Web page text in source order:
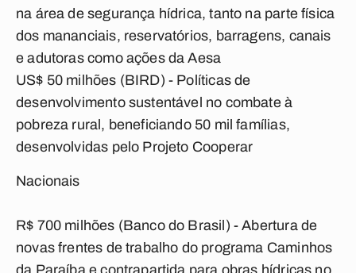
na área de segurança hídrica, tanto na parte física
dos mananciais, reservatórios, barragens, canais
e adutoras como ações da Aesa
US$ 50 milhões (BIRD) - Políticas de
desenvolvimento sustentável no combate à
pobreza rural, beneficiando 50 mil famílias,
desenvolvidas pelo Projeto Cooperar
Nacionais
R$ 700 milhões (Banco do Brasil) - Abertura de
novas frentes de trabalho do programa Caminhos
da Paraíba e contrapartida para obras hídricas no